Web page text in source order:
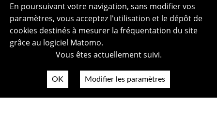
En poursuivant votre navigation, sans modifier vos
paramètres, vous acceptez l'utilisation et le dépôt de
cookies destinés à mesurer la fréquentation du site
grâce au logiciel Matomo.
Vous êtes actuellement suivi.
OK Modifier les paramètres